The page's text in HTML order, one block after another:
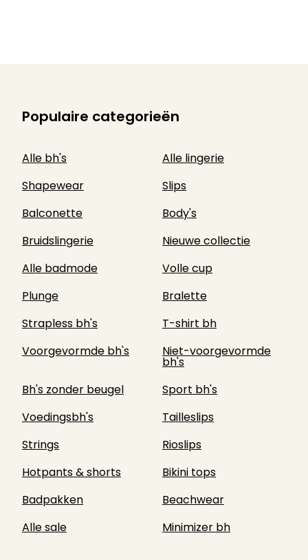
Populaire categorieën
Alle bh's
Alle lingerie
Shapewear
Slips
Balconette
Body's
Bruidslingerie
Nieuwe collectie
Alle badmode
Volle cup
Plunge
Bralette
Strapless bh's
T-shirt bh
Voorgevormde bh's
Niet-voorgevormde
bh's
Bh's zonder beugel
Sport bh's
Voedingsbh's
Tailleslips
Strings
Rioslips
Hotpants & shorts
Bikini tops
Badpakken
Beachwear
Alle sale
Minimizer bh